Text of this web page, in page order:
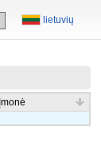
lietuvių
Įmonė